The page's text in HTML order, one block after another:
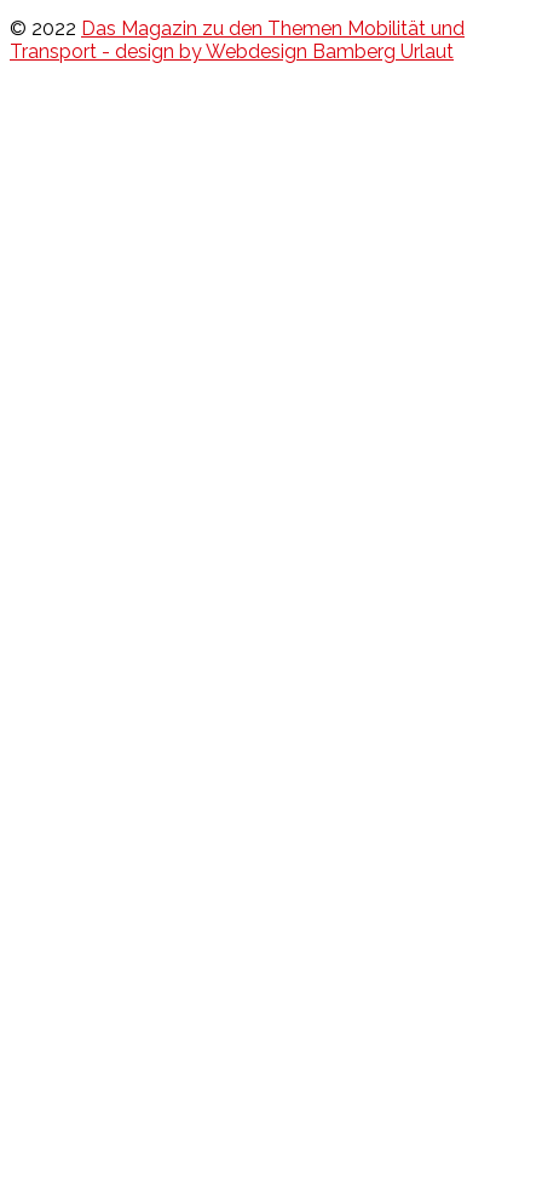
© 2022 Das Magazin zu den Themen Mobilität und
Transport - design by Webdesign Bamberg Urlaut